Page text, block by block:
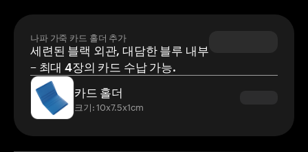
나파 가죽 카드 홀더 추가
세련된 블랙 외관, 대담한 블루 내부
– 최대 4장의 카드 수납 가능.
카드 홀더
크기: 10x7.5x1cm